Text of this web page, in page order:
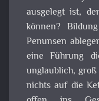
ausgelegt ist,
können?
Penunsen
eine Führung
unglaublich,
nichts auf die